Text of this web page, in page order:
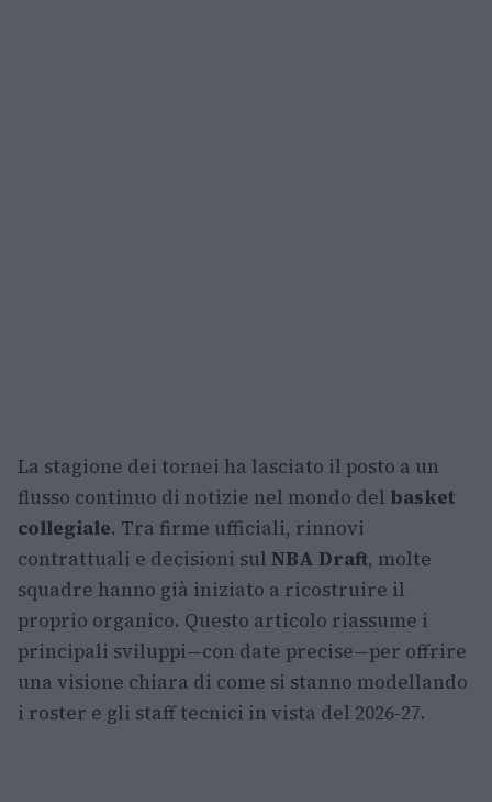
La stagione dei tornei ha lasciato il posto a un
flusso continuo di notizie nel mondo del basket
collegiale. Tra firme ufficiali, rinnovi
contrattuali e decisioni sul NBA Draft, molte
squadre hanno già iniziato a ricostruire il
proprio organico. Questo articolo riassume i
principali sviluppi—con date precise—per offrire
una visione chiara di come si stanno modellando
i roster e gli staff tecnici in vista del 2026-27.